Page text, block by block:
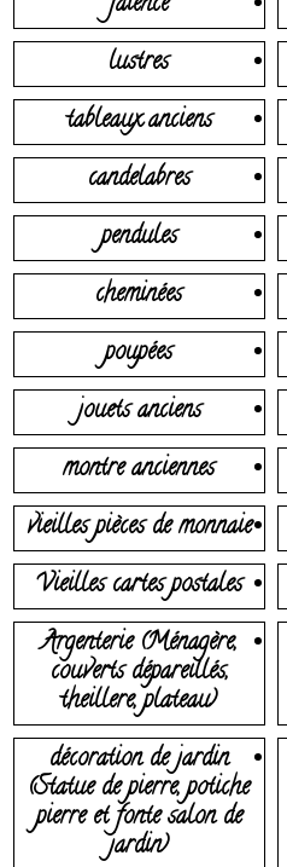
lustres
tableaux anciens
candelabres
pendules
cheminées
poupées
jouets anciens
montre anciennes
vieilles pièces de monnaie
Vieilles cartes postales
Argenterie (Ménagère,
couverts dépareillés,
theillere, plateau)
décoration de jardin
(Statue de pierre, potiche
pierre et fonte salon de
jardin)